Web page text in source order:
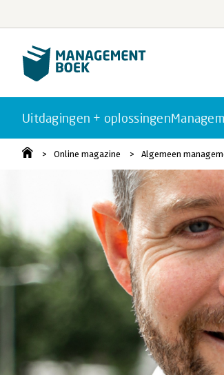
Uitdagingen + oplossingen
Online magazine Algemeen